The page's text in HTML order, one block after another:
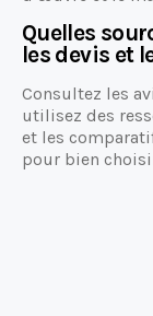
Quelles
les devis et
Consultez les
utilisez des
et les
pour bien